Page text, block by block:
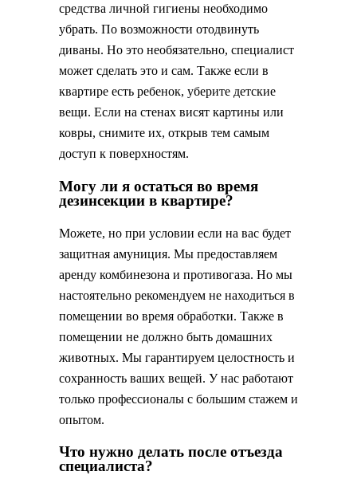
средства личной гигиены необходимо
убрать. По возможности отодвинуть
диваны. Но это необязательно, специалист
может сделать это и сам. Также если в
квартире есть ребенок, уберите детские
вещи. Если на стенах висят картины или
ковры, снимите их, открыв тем самым
доступ к поверхностям.
Могу ли я остаться во время
дезинсекции в квартире?
Можете, но при условии если на вас будет
защитная амуниция. Мы предоставляем
аренду комбинезона и противогаза. Но мы
настоятельно рекомендуем не находиться в
помещении во время обработки. Также в
помещении не должно быть домашних
животных. Мы гарантируем целостность и
сохранность ваших вещей. У нас работают
только профессионалы с большим стажем и
опытом.
Что нужно делать после отъезда
специалиста?